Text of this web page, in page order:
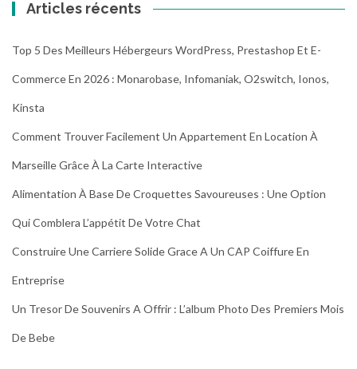
Articles récents
Top 5 Des Meilleurs Hébergeurs WordPress, Prestashop Et E-
Commerce En 2026 : Monarobase, Infomaniak, O2switch, Ionos,
Kinsta
Comment Trouver Facilement Un Appartement En Location À
Marseille Grâce À La Carte Interactive
Alimentation À Base De Croquettes Savoureuses : Une Option
Qui Comblera L’appétit De Votre Chat
Construire Une Carriere Solide Grace A Un CAP Coiffure En
Entreprise
Un Tresor De Souvenirs A Offrir : L’album Photo Des Premiers Mois
De Bebe